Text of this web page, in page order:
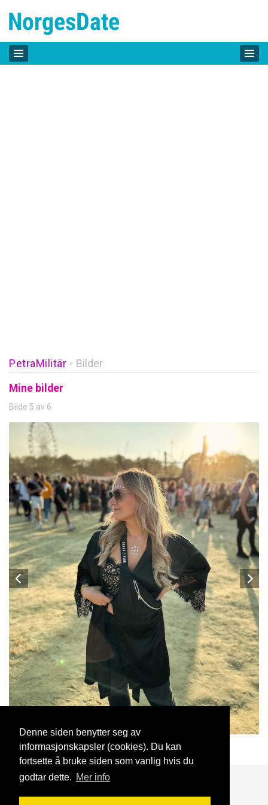
Denne siden benytter seg av
informasjonskapsler (cookies). Du kan
fortsette å bruke siden som vanlig hvis du
godtar dette. Mer info
PetraMilitär » Bilder
Mine bilder
Bilde 5 av 6
PetraMilitär 26 Jan, 2025
Blogg Support Kontakt oss